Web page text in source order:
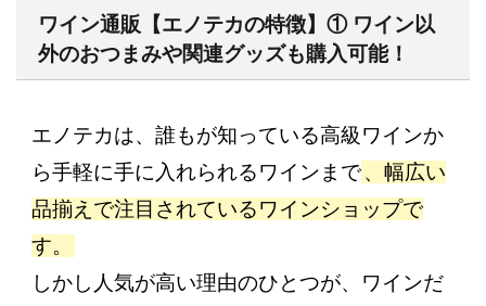
ワイン通販【エノテカの特徴】① ワイン以
外のおつまみや関連グッズも購入可能！
エノテカは、誰もが知っている高級ワインか
ら手軽に手に入れられるワインまで、幅広い
品揃えで注目されているワインショップで
す。
しかし人気が高い理由のひとつが、ワインだ